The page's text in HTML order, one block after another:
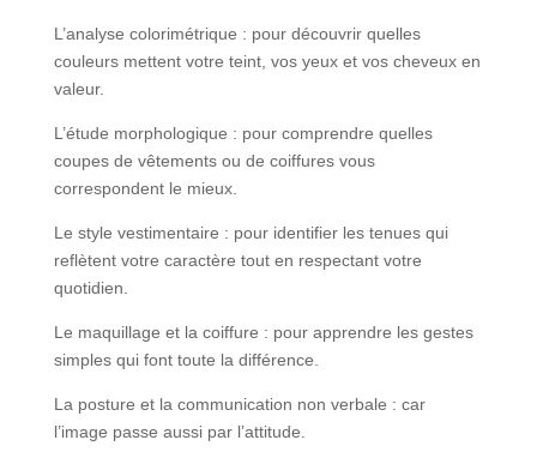
L’analyse colorimétrique : pour découvrir quelles
couleurs mettent votre teint, vos yeux et vos cheveux en
valeur.
L’étude morphologique : pour comprendre quelles
coupes de vêtements ou de coiffures vous
correspondent le mieux.
Le style vestimentaire : pour identifier les tenues qui
reflètent votre caractère tout en respectant votre
quotidien.
Le maquillage et la coiffure : pour apprendre les gestes
simples qui font toute la différence.
La posture et la communication non verbale : car
l’image passe aussi par l’attitude.